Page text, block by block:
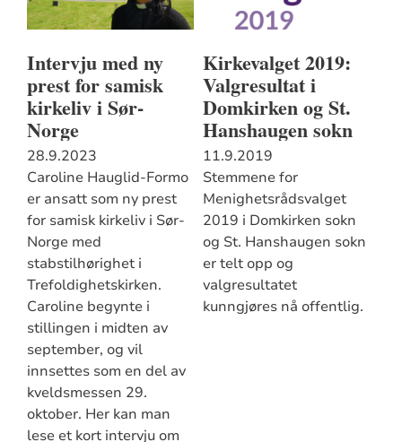
Intervju med ny
prest for samisk
kirkeliv i Sør-
Norge
28.9.2023
Caroline Hauglid-Formo
er ansatt som ny prest
for samisk kirkeliv i Sør-
Norge med
stabstilhørighet i
Trefoldighetskirken.
Caroline begynte i
stillingen i midten av
september, og vil
innsettes som en del av
kveldsmessen 29.
oktober. Her kan man
lese et kort intervju om
Kirkevalget 2019:
Valgresultat i
Domkirken og St.
Hanshaugen sokn
11.9.2019
Stemmene for
Menighetsrådsvalget
2019 i Domkirken sokn
og St. Hanshaugen sokn
er telt opp og
valgresultatet
kunngjøres nå offentlig.